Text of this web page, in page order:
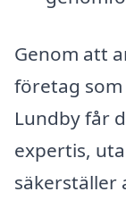
Genom att
företag
Lundby får
expertis,
säkerställer